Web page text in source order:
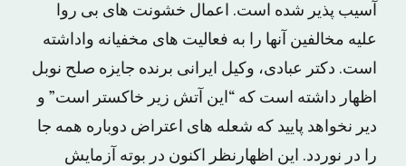
آسیب پذیر شده است. اعمال خشونت های بی روا
علیه مخالفین آنها را به فعالیت های مخفیانه واداشته
است. دکتر عبادی، وکیل ایرانی برنده جایزه صلح نوبل
اظهار داشته است که “این آتش زیر خاکستر است” و
دیر نخواهد پایید که شعله های اعتراض دوباره همه جا
را در نوردد. این اظهارنظر اکنون در بوته آزمایش